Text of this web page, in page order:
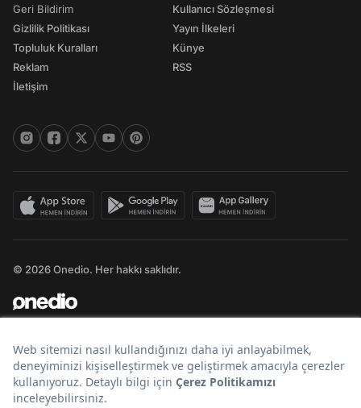
Geri Bildirim
Gizlilik Politikası
Topluluk Kuralları
Reklam
İletişim
Kullanıcı Sözleşmesi
Yayın İlkeleri
Künye
RSS
© 2026 Onedio. Her hakkı saklıdır.
Bir markasıdır.